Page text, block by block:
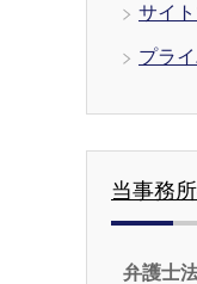
サイ
プラ
当事務
弁護士